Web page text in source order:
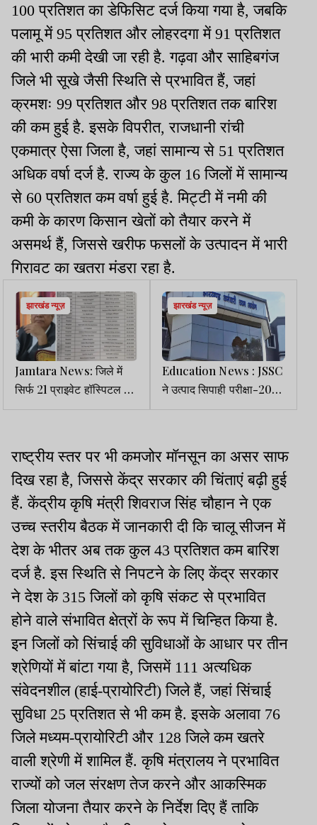
100 प्रतिशत का डेफिसिट दर्ज किया गया है, जबकि
पलामू में 95 प्रतिशत और लोहरदगा में 91 प्रतिशत
की भारी कमी देखी जा रही है. गढ़वा और साहिबगंज
जिले भी सूखे जैसी स्थिति से प्रभावित हैं, जहां
क्रमशः 99 प्रतिशत और 98 प्रतिशत तक बारिश
की कम हुई है. इसके विपरीत, राजधानी रांची
एकमात्र ऐसा जिला है, जहां सामान्य से 51 प्रतिशत
अधिक वर्षा दर्ज है. राज्य के कुल 16 जिलों में सामान्य
से 60 प्रतिशत कम वर्षा हुई है. मिट्टी में नमी की
कमी के कारण किसान खेतों को तैयार करने में
असमर्थ हैं, जिससे खरीफ फसलों के उत्पादन में भारी
गिरावट का खतरा मंडरा रहा है.
झारखंड न्यूज़
Jamtara News: जिले में
सिर्फ 21 प्राइवेट हॉस्पिटल व
नर्सिंग होम को मान्यता, बाकी
झारखंड न्यूज़
Education News : JSSC
ने उत्पाद सिपाही परीक्षा-2023
की संशोधित अंतिम उत्तर कुंजी
राष्ट्रीय स्तर पर भी कमजोर मॉनसून का असर साफ
दिख रहा है, जिससे केंद्र सरकार की चिंताएं बढ़ी हुई
हैं. केंद्रीय कृषि मंत्री शिवराज सिंह चौहान ने एक
उच्च स्तरीय बैठक में जानकारी दी कि चालू सीजन में
देश के भीतर अब तक कुल 43 प्रतिशत कम बारिश
दर्ज है. इस स्थिति से निपटने के लिए केंद्र सरकार
ने देश के 315 जिलों को कृषि संकट से प्रभावित
होने वाले संभावित क्षेत्रों के रूप में चिन्हित किया है.
इन जिलों को सिंचाई की सुविधाओं के आधार पर तीन
श्रेणियों में बांटा गया है, जिसमें 111 अत्यधिक
संवेदनशील (हाई-प्रायोरिटी) जिले हैं, जहां सिंचाई
सुविधा 25 प्रतिशत से भी कम है. इसके अलावा 76
जिले मध्यम-प्रायोरिटी और 128 जिले कम खतरे
वाली श्रेणी में शामिल हैं. कृषि मंत्रालय ने प्रभावित
राज्यों को जल संरक्षण तेज करने और आकस्मिक
जिला योजना तैयार करने के निर्देश दिए हैं ताकि